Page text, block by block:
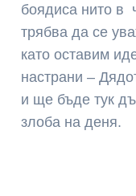
боядиса нито в
трябва да се
като оставим
настрани –
и ще бъде тук
злоба на деня.